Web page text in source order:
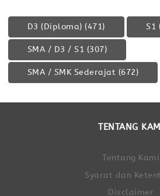
D3 (Diploma) (471) S1
SMA / D3 / S1 (307)
SMA / SMK Sederajat (672)
TENTANG
Tentang Kami
Syarat dan
Disclaimer